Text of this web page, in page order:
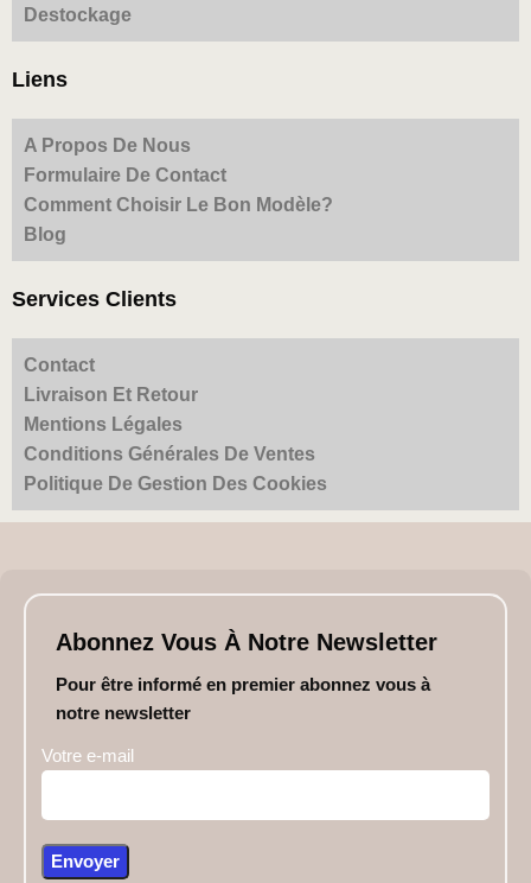
Destockage
Liens
A Propos De Nous
Formulaire De Contact
Comment Choisir Le Bon Modèle?
Blog
Services Clients
Contact
Livraison Et Retour
Mentions Légales
Conditions Générales De Ventes
Politique De Gestion Des Cookies
Abonnez Vous À Notre Newsletter
Pour être informé en premier abonnez vous à
notre newsletter
Votre e-mail